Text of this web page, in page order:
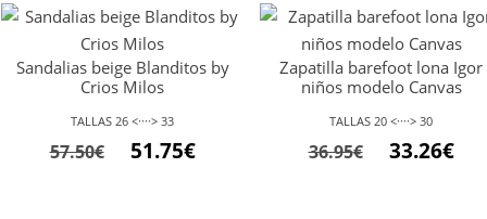
era:
49.95€.
es:
Sandalias beige Blanditos by
Crios Milos
TALLAS 26 <····> 33
57.50€
El51.75€El
Zapatilla barefoot lona Igor
niños modelo Canvas
TALLAS 20 <····> 30
36.95€
El33.26€El